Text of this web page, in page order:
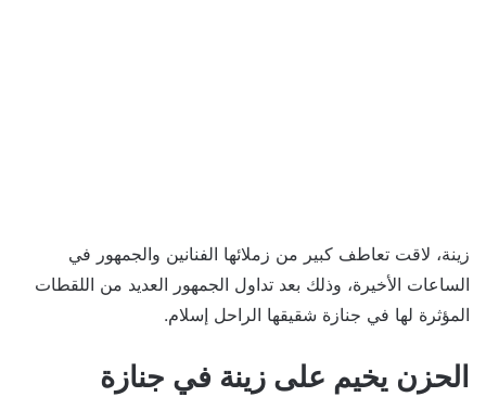
زينة، لاقت تعاطف كبير من زملائها الفنانين والجمهور في
الساعات الأخيرة، وذلك بعد تداول الجمهور العديد من اللقطات
المؤثرة لها في جنازة شقيقها الراحل إسلام.
الحزن يخيم على زينة في جنازة